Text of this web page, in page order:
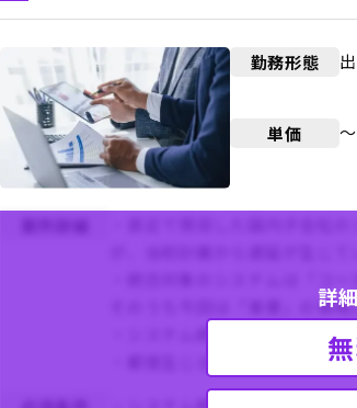
勤務形態
単価
案件詳細
そのうち今回は「事業」の領
・システム統合のPJ全体の
・都度生じる / 生じうる課題
詳